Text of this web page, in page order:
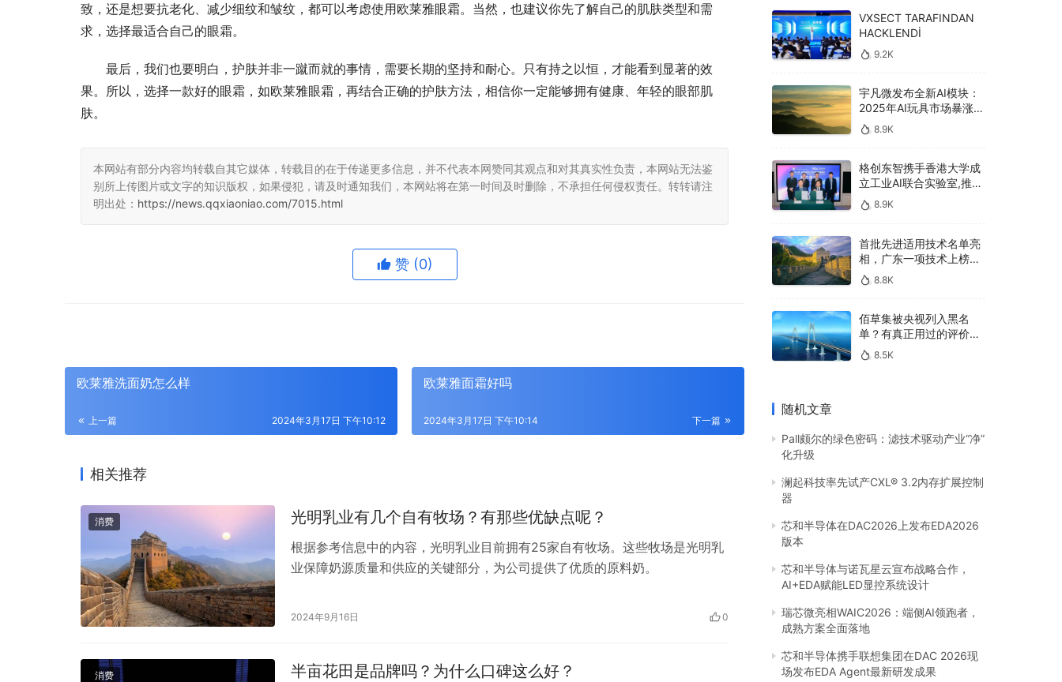
致，还是想要抗老化、减少细纹和皱纹，都可以考虑使用欧莱雅眼霜。当然，也建议你先了解自己的肌肤类型和需
求，选择最适合自己的眼霜。
最后，我们也要明白，护肤并非一蹴而就的事情，需要长期的坚持和耐心。只有持之以恒，才能看到显著的效
果。所以，选择一款好的眼霜，如欧莱雅眼霜，再结合正确的护肤方法，相信你一定能够拥有健康、年轻的眼部肌
肤。
本网站有部分内容均转载自其它媒体，转载目的在于传递更多信息，并不代表本网赞同其观点和对其真实性负责，本网站无法鉴
别所上传图片或文字的知识版权，如果侵犯，请及时通知我们，本网站将在第一时间及时删除，不承担任何侵权责任。转转请注
明出处： https://news.qqxiaoniao.com/7015.html
赞 (0)
欧莱雅洗面奶怎么样
上一篇 2024年3月17日 下午10:12
欧莱雅面霜好吗
下一篇
2024年3月17日 下午10:14
相关推荐
消费 光明乳业有几个自有牧场？有那些优缺点呢？
根据参考信息中的内容，光明乳业目前拥有25家自有牧场。这些牧场是光明乳
业保障奶源质量和供应的关键部分，为公司提供了优质的原料奶。
2024年9月16日 0
消费 半亩花田是品牌吗？为什么口碑这么好？
VXSECT TARAFINDAN
HACKLENDİ
9.2K
宇凡微发布全新AI模块：
2025年AI玩具市场暴涨
400亿，90%传统厂商的
生死战即将打响
8.9K
格创东智携手香港大学成
立工业AI联合实验室,推进
AMHS智能物料搬运调度
系统研发
8.9K
首批先进适用技术名单亮
相，广东一项技术上榜，
有何独特之处？
8.8K
佰草集被央视列入黑名
单？有真正用过的评价
吗？8.5K
随机文章
Pall颇尔的绿色密码：滤技术驱动产业“净”
化升级
澜起科技率先试产CXL® 3.2内存扩展控制
器
芯和半导体在DAC2026上发布EDA2026
版本
芯和半导体与诺瓦星云宣布战略合作，
AI+EDA赋能LED显控系统设计
瑞芯微亮相WAIC2026：端侧AI领跑者，
成熟方案全面落地
芯和半导体携手联想集团在DAC 2026现
场发布EDA Agent最新研发成果